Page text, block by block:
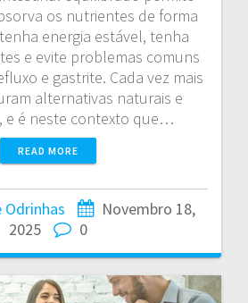
os nutrientes de forma
energia estável, tenha
e evite problemas comuns
e gastrite. Cada vez mais
alternativas naturais e
e é neste contexto que…
READ MORE
Novembro 18,
2025
0